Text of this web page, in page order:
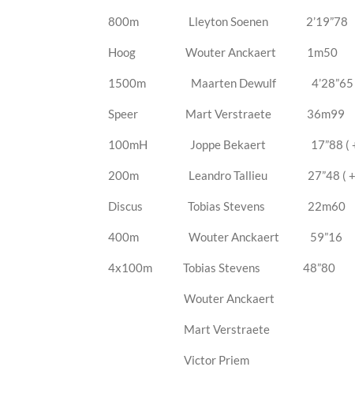
800m Lleyton Soenen 2’19”78
Hoog Wouter Anckaert 1m50
1500m Maarten Dewulf 4’28”65 (
Speer Mart Verstraete 36m99
100mH Joppe Bekaert 17”88 (
200m Leandro Tallieu 27”48 (
Discus Tobias Stevens 22m60
400m Wouter Anckaert 59”16
4x100m Tobias Stevens 48”80
Wouter Anckaert
Mart Verstraete
Victor Priem